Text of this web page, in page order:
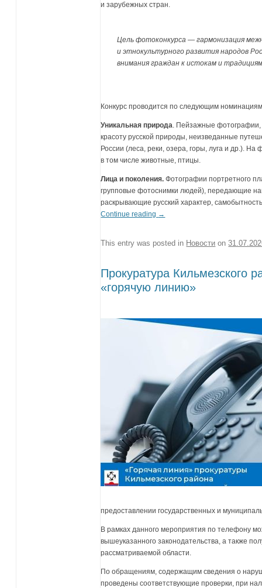
и зарубежных стран.
Цель фотоконкурса — гармонизация
и этнокультурного развития народов
внимания граждан к истокам и
Конкурс проводится по следующим
Уникальная природа. Пейзажные
красоту русской природы, неизведанные
России (леса, реки, озера, горы, луга и др.).
в том числе животные, птицы.
Лица и поколения. Фотографии портретного
групповые фотоснимки людей), передающие
раскрывающие русский характер,
Continue reading →
This entry was posted in Новости on
Прокуратура Кильмезского
«горячую линию»
предоставлении государственных и
В рамках данного мероприятия по телефону
вышеуказанного законодательства, а также
рассматриваемой области.
По обращениям, содержащим сведения о
проведены соответствующие проверки, при